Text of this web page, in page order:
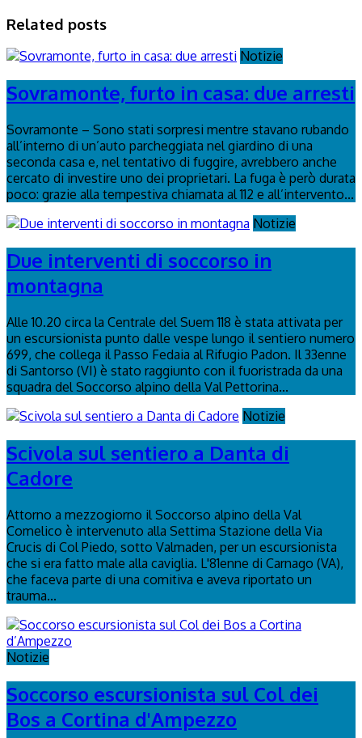
Related posts
Notizie
Sovramonte, furto in casa: due arresti
Sovramonte – Sono stati sorpresi mentre stavano rubando
all’interno di un’auto parcheggiata nel giardino di una
seconda casa e, nel tentativo di fuggire, avrebbero anche
cercato di investire uno dei proprietari. La fuga è però durata
poco: grazie alla tempestiva chiamata al 112 e all’intervento...
Notizie
Due interventi di soccorso in
montagna
Alle 10.20 circa la Centrale del Suem 118 è stata attivata per
un escursionista punto dalle vespe lungo il sentiero numero
699, che collega il Passo Fedaia al Rifugio Padon. Il 33enne
di Santorso (VI) è stato raggiunto con il fuoristrada da una
squadra del Soccorso alpino della Val Pettorina...
Notizie
Scivola sul sentiero a Danta di
Cadore
Attorno a mezzogiorno il Soccorso alpino della Val
Comelico è intervenuto alla Settima Stazione della Via
Crucis di Col Piedo, sotto Valmaden, per un escursionista
che si era fatto male alla caviglia. L'81enne di Carnago (VA),
che faceva parte di una comitiva e aveva riportato un
trauma...
Notizie
Soccorso escursionista sul Col dei
Bos a Cortina d'Ampezzo